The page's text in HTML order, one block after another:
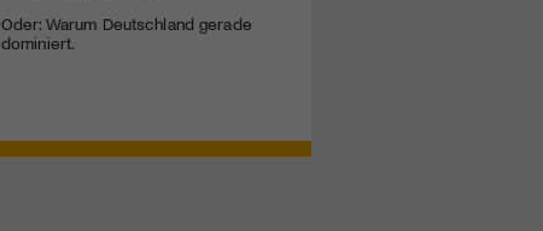
Oder: Warum Deutschland gerade
dominiert.